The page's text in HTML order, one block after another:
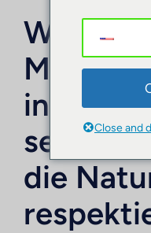
Wo
in
sehen,
die
Close and